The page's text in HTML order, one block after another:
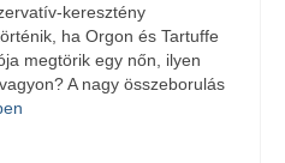
keresztény
ha Orgon és Tartuffe
megtörik egy nőn, ilyen
A nagy összeborulás